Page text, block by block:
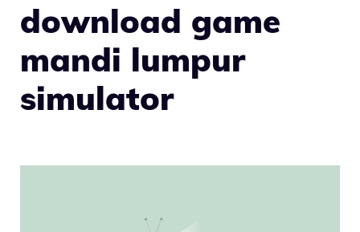
download game
mandi lumpur
simulator